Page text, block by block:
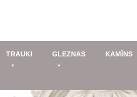
TRAUKI GLEZNAS KAMĪNS